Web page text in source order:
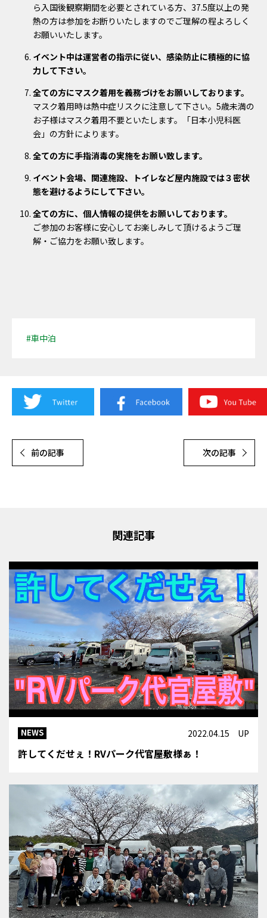
ら入国後観察期間を必要とされている方、37.5度以上の発
熱の方は参加をお断りいたしますのでご理解の程よろしく
お願いいたします。
イベント中は運営者の指示に従い、感染防止に積極的に協
力して下さい。
全ての方にマスク着用を義務づけをお願いしております。
マスク着用時は熱中症リスクに注意して下さい。5歳未満の
お子様はマスク着用不要といたします。「日本小児科医
会」の方針によります。
全ての方に手指消毒の実施をお願い致します。
イベント会場、関連施設、トイレなど屋内施設では３密状
態を避けるようにして下さい。
全ての方に、個人情報の提供をお願いしております。
ご参加のお客様に安心してお楽しみして頂けるようご理
解・ご協力をお願い致します。
#車中泊
前の記事 次の記事
関連記事
NEWS 2022.04.15 UP
許してくだせぇ！RVパーク代官屋敷様ぁ！